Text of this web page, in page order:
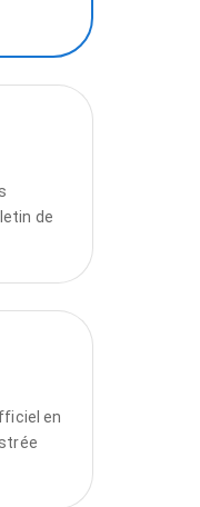
de
en